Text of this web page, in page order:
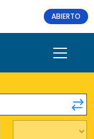
ABIERTO